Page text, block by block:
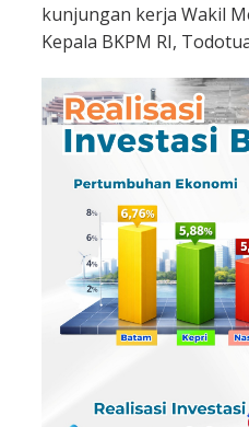
kunjungan kerja Wakil
Kepala BKPM RI,